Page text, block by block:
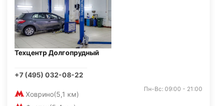
Техцентр Долгопрудный
+7 (495) 032-08-22
Ховрино(5,1 км)
Пн-Вс: 09:00 - 21:00